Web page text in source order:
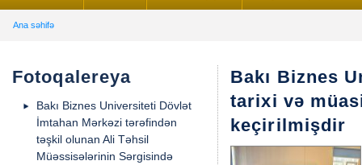
Ana səhifə
Fotoqalereya
Bakı Biznes Universiteti Dövlət
İmtahan Mərkəzi tərəfindən
təşkil olunan Ali Təhsil
Müəssisələrinin Sərgisində
Bakı Biznes
tarixi və
keçirilmişdir